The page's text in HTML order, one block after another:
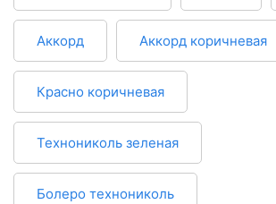
Аккорд Аккорд коричневая
Красно коричневая
Технониколь зеленая
Болеро технониколь